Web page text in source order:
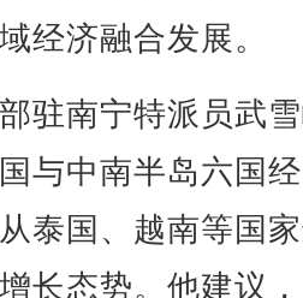
经济融合发展。
南宁特派员武
与中南半岛六国
泰国、越南等国
长态势。他建议